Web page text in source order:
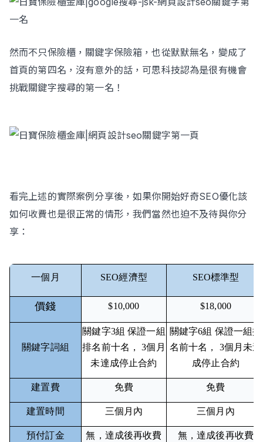
然而不只保險櫃，關鍵字保險箱，也從默默無名，變成了
首頁的第四名，沒有意外的話，可思科技認為是很有機會
挑戰關鍵字搜尋的第一名！
看完上述的實際案例分享後，如果你開始好奇SEO優化該
如何收費也是很正常的情形，我們當然也迫不及待與你分
享：
一個月 SEO經濟型 SEO標準型
價錢 $10,000 $18,000
關鍵字詞組
關鍵字3組 保證一組
排名前十名， 3個月
未達成停止合約
關鍵字6組 保證一組排
名前十名， 3個月未達
成停止合約
建置費 免費 免費
建置時間 三個月內 三個月內
預付訂金 無，達成後再收費 無，達成後再收費